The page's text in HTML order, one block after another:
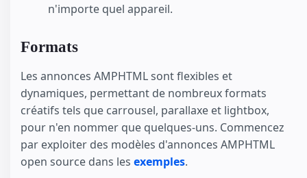
n'importe quel appareil.
Formats
Les annonces AMPHTML sont flexibles et
dynamiques, permettant de nombreux formats
créatifs tels que carrousel, parallaxe et lightbox,
pour n'en nommer que quelques-uns. Commencez
par exploiter des modèles d'annonces AMPHTML
open source dans les exemples.